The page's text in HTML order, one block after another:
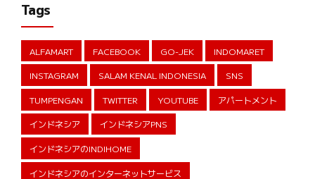
Tags
ALFAMART FACEBOOK GO-JEK INDOMARET
INSTAGRAM SALAM KENAL INDONESIA SNS
TUMPENGAN TWITTER YOUTUBE アパートメント
インドネシア インドネシアPNS
インドネシアのINDIHOME
インドネシアのインターネットサービス